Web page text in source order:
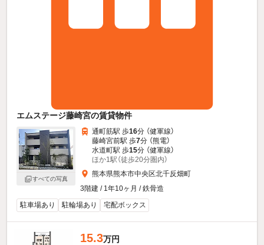
エムステージ藤崎宮の賃貸物件
すべての写真
通町筋駅 歩16分 （健軍線）
藤崎宮前駅 歩7分 （熊電）
水道町駅 歩15分 （健軍線）
ほか1駅（徒歩20分圏内）
熊本県熊本市中央区北千反畑町
3階建 / 1年10ヶ月 / 鉄骨造
駐車場あり
駐輪場あり 宅配ボックス
15.3万円